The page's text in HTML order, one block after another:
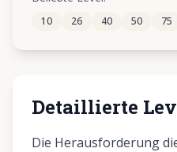
74 75 76
10 26 40 50 75
Detaillierte
Die Herausforderung